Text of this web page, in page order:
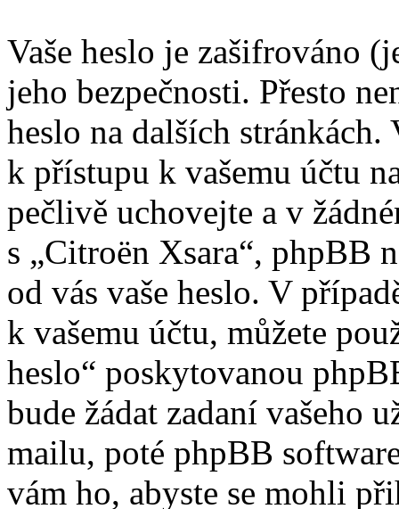
Vaše heslo je zašifrováno
jeho bezpečnosti. Přesto
heslo na dalších stránkách.
k přístupu k vašemu účtu
pečlivě uchovejte a v
s „Citroën Xsara“, phpBB
od vás vaše heslo. V
k vašemu účtu, můžete
heslo“ poskytovanou
bude žádat zadaní vašeho
mailu, poté phpBB
vám ho, abyste se mohli